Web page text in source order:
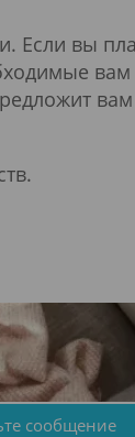
Если вы
сообщение